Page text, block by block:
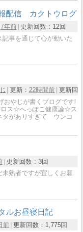
配信 カクトウログ
7年前 更新回数： 12回
記事を通じて心が動いた
更新： 22時間前 更新回
おやじが書くブログです!
ス☆へっぽこ健康論☆ス
タがありすぎて ウンコ
更新回数： 3回
熟者ですが宜しくお願
ルお昼寝日記
前 更新回数： 1,775回